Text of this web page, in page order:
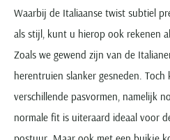
Waarbij de Italiaanse twist subtiel
als stijl, kunt u hierop ook rekenen
Zoals we gewend zijn van de
herentruien slanker gesneden.
verschillende pasvormen, namelijk
normale fit is uiteraard ideaal voor